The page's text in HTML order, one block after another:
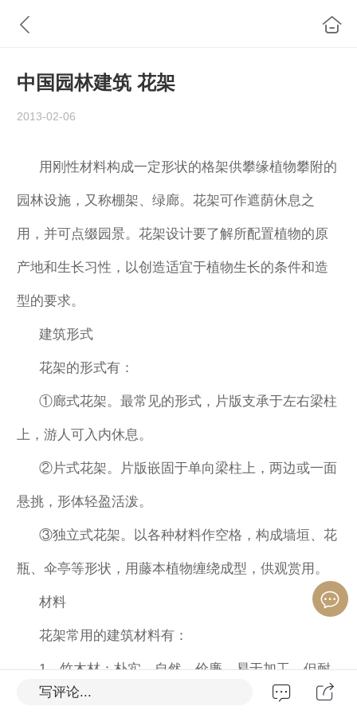
中国园林建筑 花架
2013-02-06
用刚性材料构成一定形状的格架供攀缘植物攀附的
园林设施，又称棚架、绿廊。花架可作遮荫休息之
用，并可点缀园景。花架设计要了解所配置植物的原
产地和生长习性，以创造适宜于植物生长的条件和造
型的要求。
建筑形式
花架的形式有：
①廊式花架。最常见的形式，片版支承于左右梁柱
上，游人可入内休息。
②片式花架。片版嵌固于单向梁柱上，两边或一面
悬挑，形体轻盈活泼。
③独立式花架。以各种材料作空格，构成墙垣、花
瓶、伞亭等形状，用藤本植物缠绕成型，供观赏用。
材料
花架常用的建筑材料有：
1，竹木材：朴实、自然、价廉、易于加工，但耐
久性差。竹材限于强度及断面尺寸，梁柱间距不宜过
写评论...